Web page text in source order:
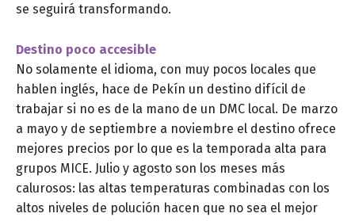
se seguirá transformando.
Destino poco accesible
No solamente el idioma, con muy pocos locales que
hablen inglés, hace de Pekín un destino difícil de
trabajar si no es de la mano de un DMC local. De marzo
a mayo y de septiembre a noviembre el destino ofrece
mejores precios por lo que es la temporada alta para
grupos MICE. Julio y agosto son los meses más
calurosos: las altas temperaturas combinadas con los
altos niveles de polución hacen que no sea el mejor